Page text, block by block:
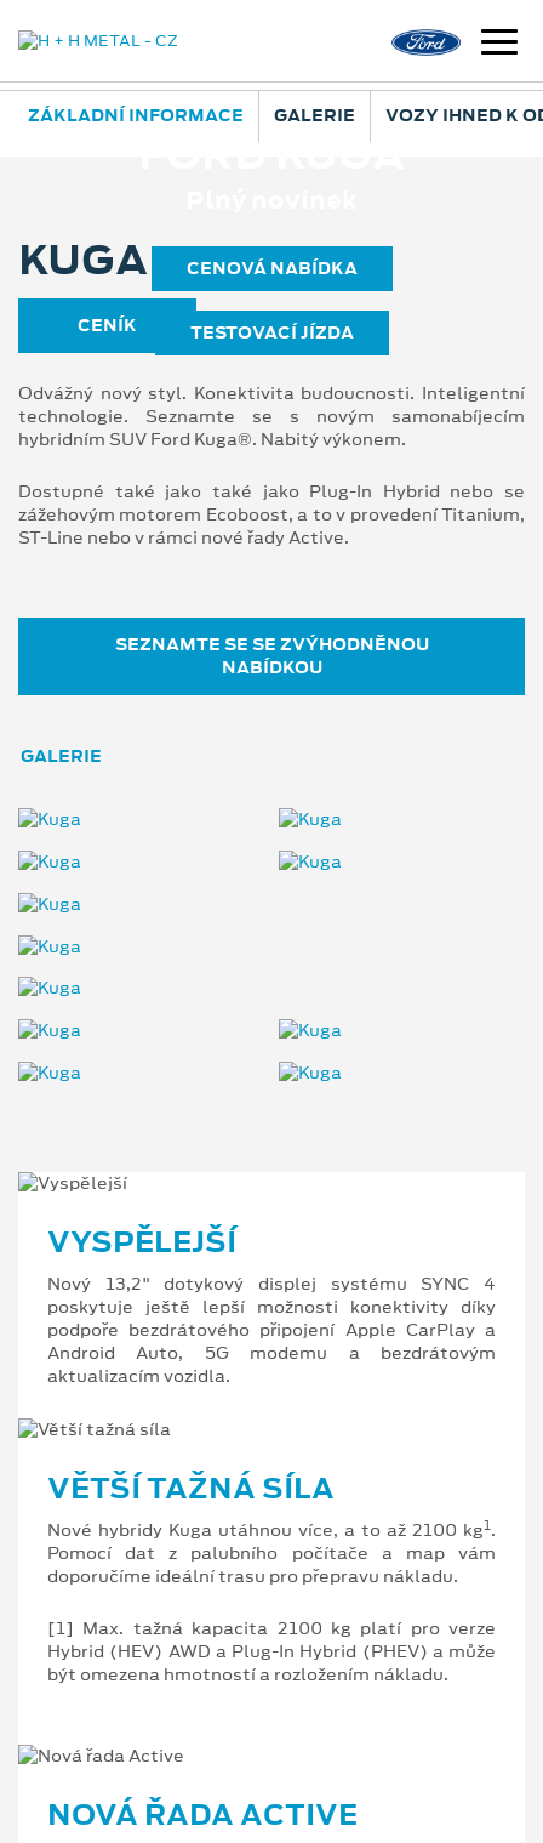
FORD KUGA
CENOVÁ NABÍDKA
TESTOVACÍ JÍZDA
ZÁKLADNÍ INFORMACE GALERIE VOZY IHNED K
KUGA
CENÍK
Odvážný nový styl. Konektivita budoucnosti. Inteligentní
technologie. Seznamte se s novým samonabíjecím
hybridním SUV Ford Kuga®. Nabitý výkonem.
Dostupné také jako také jako Plug-In Hybrid nebo se
zážehovým motorem Ecoboost, a to v provedení Titanium,
ST-Line nebo v rámci nové řady Active.
SEZNAMTE SE SE ZVÝHODNĚNOU
NABÍDKOU
GALERIE
VYSPĚLEJŠÍ
Nový 13,2" dotykový displej systému SYNC 4
poskytuje ještě lepší možnosti konektivity díky
podpoře bezdrátového připojení Apple CarPlay a
Android Auto, 5G modemu a bezdrátovým
aktualizacím vozidla.
VĚTŠÍ TAŽNÁ SÍLA
Nové hybridy Kuga utáhnou více, a to až 2100 kg1.
Pomocí dat z palubního počítače a map vám
doporučíme ideální trasu pro přepravu nákladu.
[1] Max. tažná kapacita 2100 kg platí pro verze
Hybrid (HEV) AWD a Plug-In Hybrid (PHEV) a může
být omezena hmotností a rozložením nákladu.
NOVÁ ŘADA ACTIVE